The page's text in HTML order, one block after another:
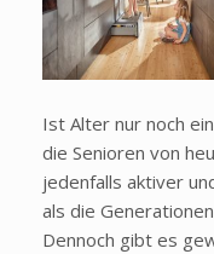
Ist Alter nur noch
die Senioren von
jedenfalls aktiver
als die
Dennoch gibt es